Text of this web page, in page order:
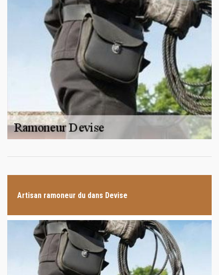
Artisan ramoneur du dans Devise